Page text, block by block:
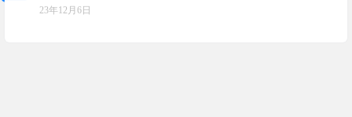
23年12月6日